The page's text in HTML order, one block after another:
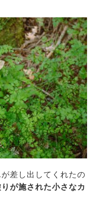
差し出してくれたの
が施された小さなカ